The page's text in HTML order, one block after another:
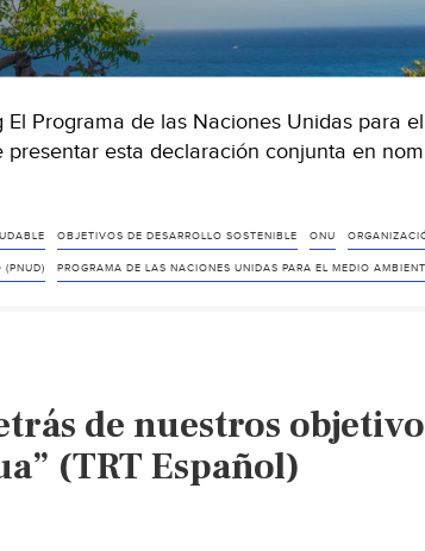
Programa de las Naciones Unidas para
esta declaración conjunta en
OBJETIVOS DE DESARROLLO SOSTENIBLE ONU
(PNUD) PROGRAMA DE LAS NACIONES UNIDAS PARA EL MEDIO
de nuestros
(TRT Español)